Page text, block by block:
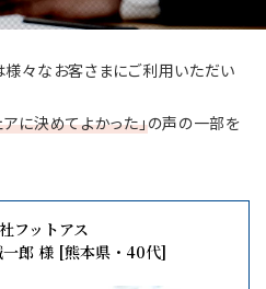
様々なお客さまにご利用いただい
アに決めてよかった」の声の一部を
フットアス
郎 様 [熊本県・40代]